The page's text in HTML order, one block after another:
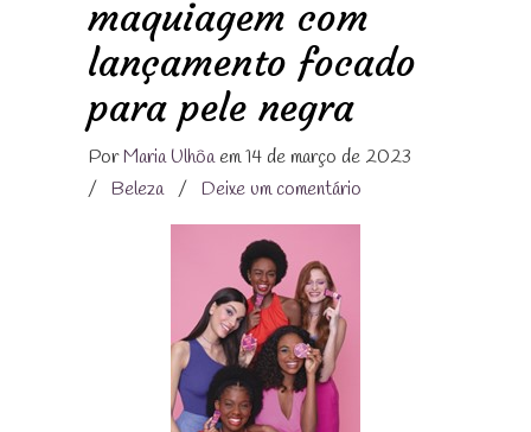
maquiagem com
lançamento focado
para pele negra
PorMaria Ulhôaem 14 de março de 2023
/ Beleza / Deixe um comentário